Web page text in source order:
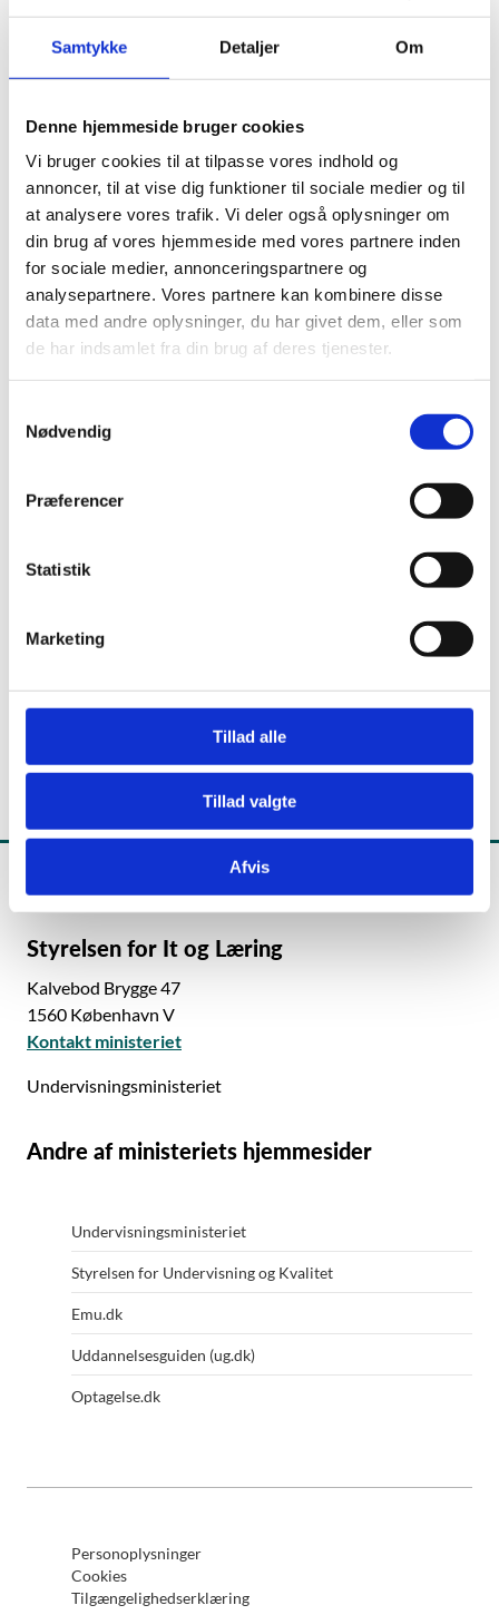
Samtykke Detaljer Om
Denne hjemmeside bruger cookies
Vi bruger cookies til at tilpasse vores indhold og
annoncer, til at vise dig funktioner til sociale medier og til
at analysere vores trafik. Vi deler også oplysninger om
din brug af vores hjemmeside med vores partnere inden
for sociale medier, annonceringspartnere og
analysepartnere. Vores partnere kan kombinere disse
data med andre oplysninger, du har givet dem, eller som
de har indsamlet fra din brug af deres tjenester.
Nødvendig
Præferencer
Statistik
Marketing
Tillad alle
Tillad valgte
Afvis
karaktergennemsnit, optagelser og trivselsmålinger.
Kom godt i gang på vores nye side
Vi har oprettet en side, hvor al information om API’et er
samlet. På siden kan du læse om, hvilke data der er til
rådighed, diskretionering, dokumentation, bestilling af nøgle
mv. Du kan også finde vejledende eksempler for flere
systemer og med vores online værktøj, kan I bygge
forespørgsler hurtigt og nemt.
Du kan finde siden om API'et her
(api.uddannelsesstatistik.dk)
Man - fre kl. 8 - 12
Skriv til supporten
Styrelsen for It og Læring
Kalvebod Brygge 47
1560 København V
Kontakt ministeriet
Undervisningsministeriet
Andre af ministeriets hjemmesider
Undervisningsministeriet
Styrelsen for Undervisning og Kvalitet
Emu.dk
Uddannelsesguiden (ug.dk)
Optagelse.dk
Personoplysninger
Cookies
Tilgængelighedserklæring